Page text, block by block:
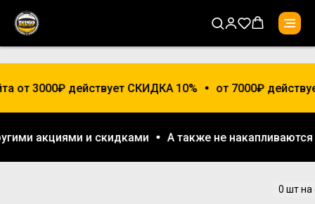
от 3000₽ действует СКИДКА 10% от 7000₽
акциями и скидками А также не